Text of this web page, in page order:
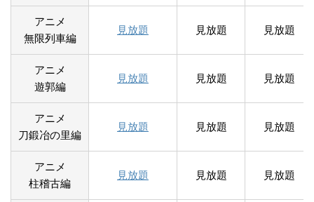
アニメ
無限列車編
見放題 見放題 見放題
アニメ
遊郭編
見放題 見放題 見放題
アニメ
刀鍛冶の里編
見放題 見放題 見放題
アニメ
柱稽古編
見放題 見放題 見放題